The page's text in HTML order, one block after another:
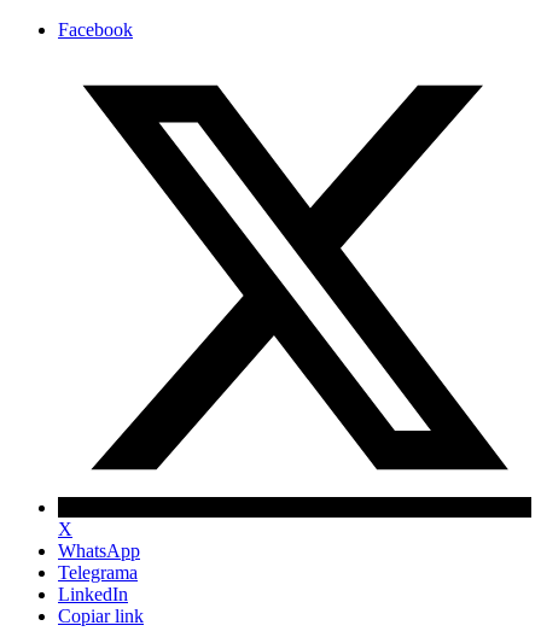
Facebook
X
WhatsApp
Telegrama
LinkedIn
Copiar link